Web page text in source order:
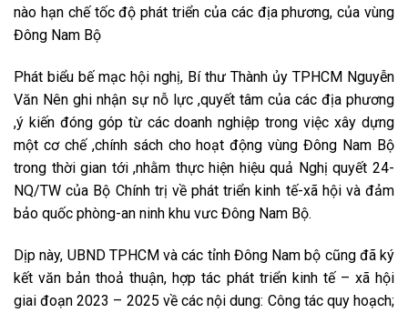
nào hạn chế tốc độ phát triển của các địa phương, của vùng
Đông Nam Bộ
Phát biểu bế mạc hội nghị, Bí thư Thành ủy TPHCM Nguyễn
Văn Nên ghi nhận sự nỗ lực ,quyết tâm của các địa phương
,ý kiến đóng góp từ các doanh nghiệp trong việc xây dựng
một cơ chế ,chính sách cho hoạt động vùng Đông Nam Bộ
trong thời gian tới ,nhằm thực hiện hiệu quả Nghị quyết 24-
NQ/TW của Bộ Chính trị về phát triển kinh tế-xã hội và đảm
bảo quốc phòng-an ninh khu vưc Đông Nam Bộ.
Dịp này, UBND TPHCM và các tỉnh Đông Nam bộ cũng đã ký
kết văn bản thoả thuận, hợp tác phát triển kinh tế – xã hội
giai đoạn 2023 – 2025 về các nội dung: Công tác quy hoạch;